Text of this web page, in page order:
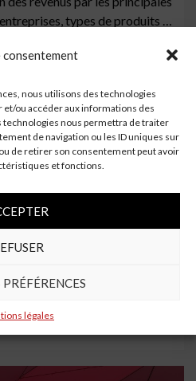
consentement
nous utilisons des technologies
ou accéder aux informations des
technologies nous permettra de traiter
de navigation ou les ID uniques sur
de retirer son consentement peut avoir
et fonctions.
légales
entreprises, types de produits …
se tue en voiture à